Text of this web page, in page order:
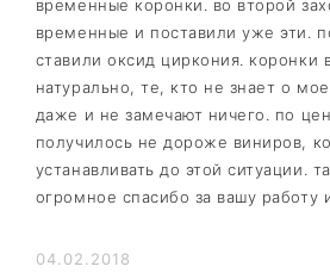
временные коронки. во второй
временные и поставили уже эти.
ставили оксид циркония. коронки
натурально, те, кто не знает о
даже и не замечают ничего. по
получилось не дороже виниров,
устанавливать до этой ситуации.
огромное спасибо за вашу работу
04.02.2018